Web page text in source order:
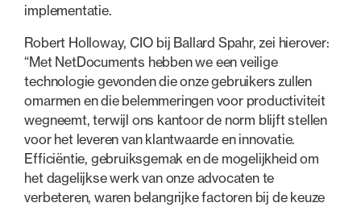
implementatie.
Robert Holloway, CIO bij Ballard Spahr, zei hierover:
“Met NetDocuments hebben we een veilige
technologie gevonden die onze gebruikers zullen
omarmen en die belemmeringen voor productiviteit
wegneemt, terwijl ons kantoor de norm blijft stellen
voor het leveren van klantwaarde en innovatie.
Efficiëntie, gebruiksgemak en de mogelijkheid om
het dagelijkse werk van onze advocaten te
verbeteren, waren belangrijke factoren bij de keuze